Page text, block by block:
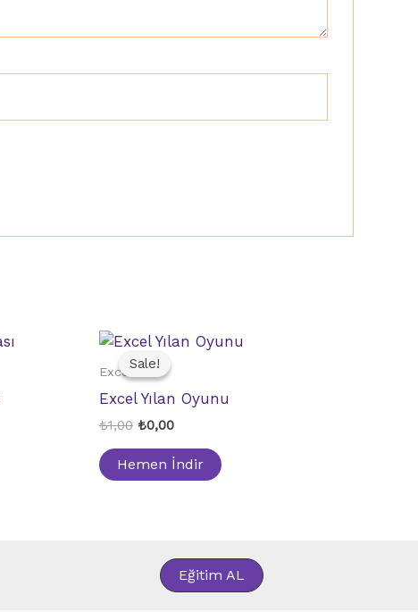
Sale!
Sale!
Excel
Excel Yılan Oyunu
₺1,00 Original
was:
₺0,00Current
is:
₺0,00.
Hemen İndir
Eğitim AL